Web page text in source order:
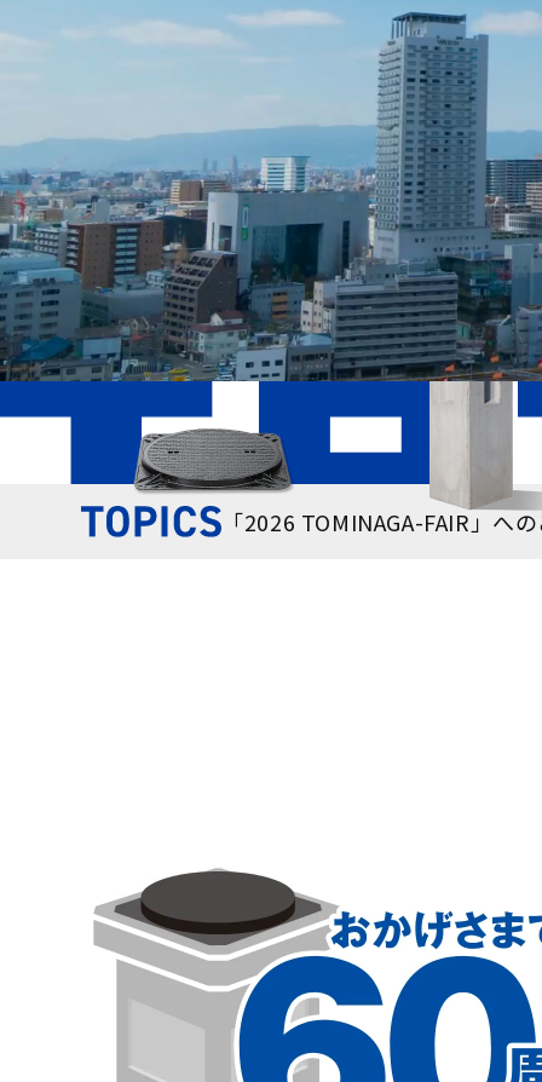
「2026 TOMINAGA-FAIR」へ